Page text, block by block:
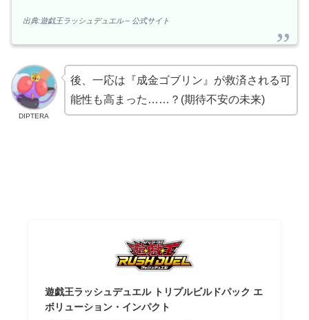
出典:遊戯王ラッシュデュエル – 公式サイト
DIPTERA
後、一応は『成金ゴブリン』が救済される可
能性も高まった……？(期待不安の未来)
遊戯王ラッシュデュエル トリプルビルドパック エ
ボリューション・インパクト